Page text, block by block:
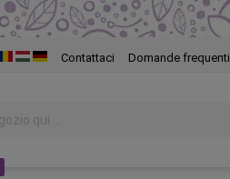
Contattaci Domande frequenti